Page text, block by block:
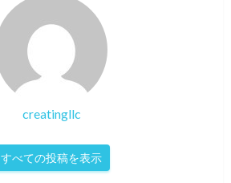
creatingllc
すべての投稿を表示